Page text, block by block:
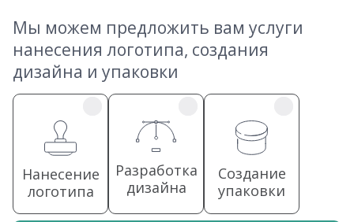
Мы можем предложить вам услуги
нанесения логотипа, создания
дизайна и упаковки
Нанесение
логотипа
Разработка
дизайна
Создание
упаковки